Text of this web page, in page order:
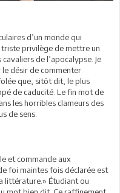
d’un monde qui
privilège de mettre un
de l’apocalypse. Je
désir de commenter
que, sitôt dit, le plus
de caducité. Le fin mot de
les horribles clameurs des
de sens.
et commande aux
foi maintes fois déclarée est
littérature.» Étudiant ou